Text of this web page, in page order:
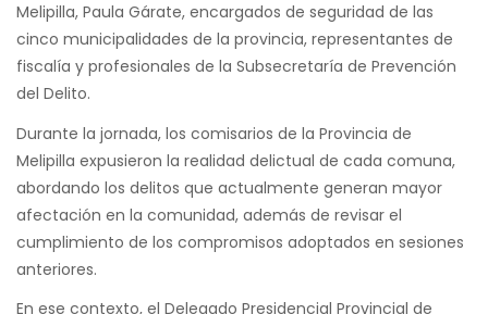
Melipilla, Paula Gárate, encargados de seguridad de las
cinco municipalidades de la provincia, representantes de
fiscalía y profesionales de la Subsecretaría de Prevención
del Delito.
Durante la jornada, los comisarios de la Provincia de
Melipilla expusieron la realidad delictual de cada comuna,
abordando los delitos que actualmente generan mayor
afectación en la comunidad, además de revisar el
cumplimiento de los compromisos adoptados en sesiones
anteriores.
En ese contexto, el Delegado Presidencial Provincial de